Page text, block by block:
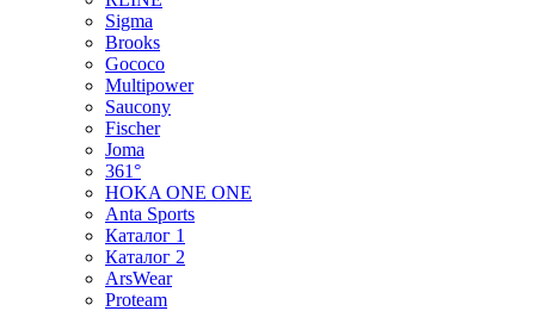
Sigma
Brooks
Gococo
Multipower
Saucony
Fischer
Joma
361°
HOKA ONE ONE
Anta Sports
Каталог 1
Каталог 2
ArsWear
Proteam